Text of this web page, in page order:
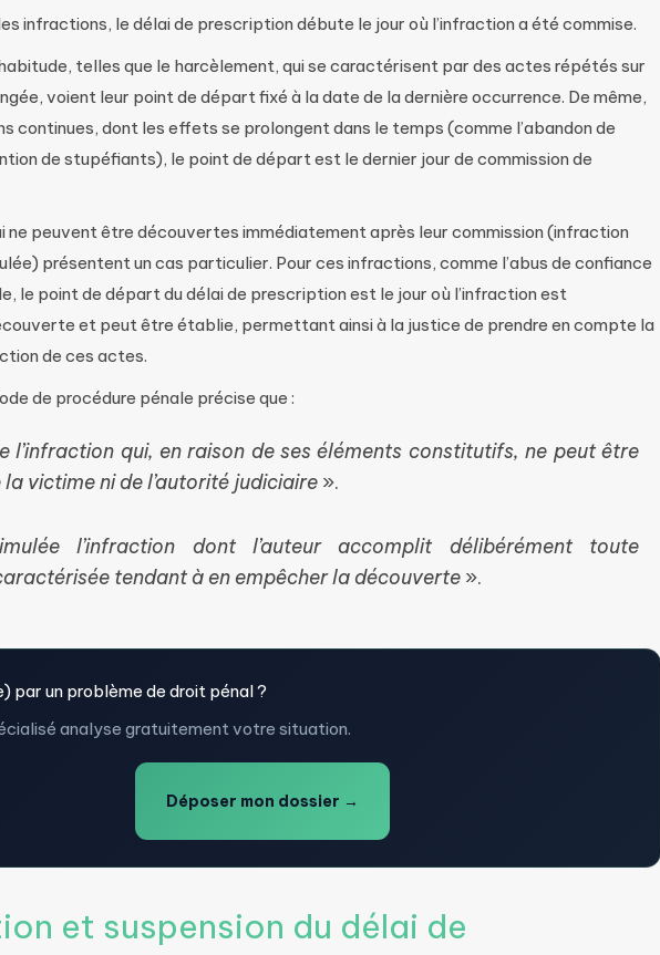
infractions, le délai de prescription débute le jour où l’infraction a été commise.
telles que le harcèlement, qui se caractérisent par des actes répétés sur
voient leur point de départ fixé à la date de la dernière occurrence. De même,
continues, dont les effets se prolongent dans le temps (comme l’abandon de
de stupéfiants), le point de départ est le dernier jour de commission de
ne peuvent être découvertes immédiatement après leur commission (infraction
présentent un cas particulier. Pour ces infractions, comme l’abus de confiance
le point de départ du délai de prescription est le jour où l’infraction est
et peut être établie, permettant ainsi à la justice de prendre en compte la
de ces actes.
de procédure pénale précise que :
l’infraction qui, en raison de ses éléments constitutifs, ne peut être
la victime ni de l’autorité judiciaire ».
l’infraction dont l’auteur accomplit délibérément toute
tendant à en empêcher la découverte ».
par un problème de droit pénal ?
analyse gratuitement votre situation.
Déposer mon dossier →
et suspension du délai de